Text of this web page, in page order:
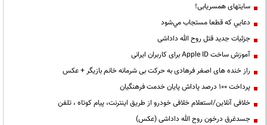
سایتهای همسریابی!
دعايي كه قطعا مستجاب مي‌شود
جزئیات جدید قتل روح الله داداشی
آموزش ساخت Apple ID برای کاربران ایرانی
راز خنده های اصغر فرهادی به حرکت بی شرمانه خانم بازیگر + عکس
پرداخت ۱۰۰ درصد پاداش پایان خدمت فرهنگیان
خلافی آنلاین/استعلام خلافی خودرو از طریق اینترنت، پیام کوتاه ، تلفن
جسدغرق درخون روح الله داداشی (عکس)